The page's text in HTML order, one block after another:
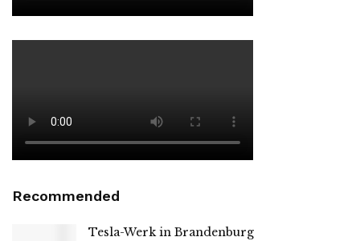
Recommended
Tesla-Werk in Brandenburg